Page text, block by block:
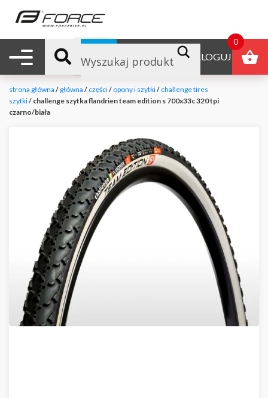
Nawigacja mobilna ZALOGUJ
B2B
strona główna / główna / części/ opony i szytki/ challenge tires
szytki/ challenge szytka flandrien team edition s 700x33c 320 tpi
czarno/biała
0